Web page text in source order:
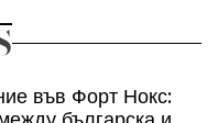
във Форт Нокс: